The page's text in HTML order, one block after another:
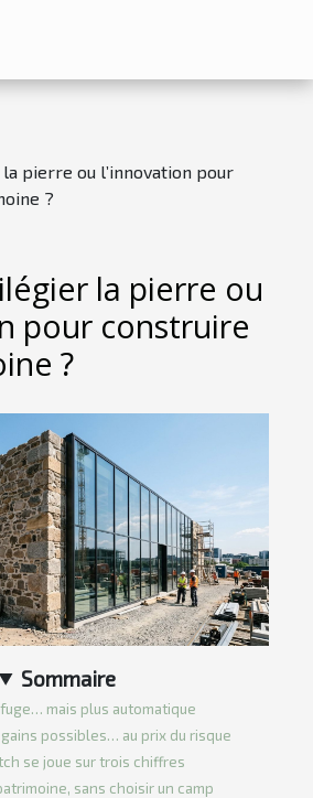
pierre ou l’innovation pour
?
la pierre ou
pour construire
?
Sommaire
mais plus automatique
gains possibles… au prix du risque
se joue sur trois chiffres
sans choisir un camp